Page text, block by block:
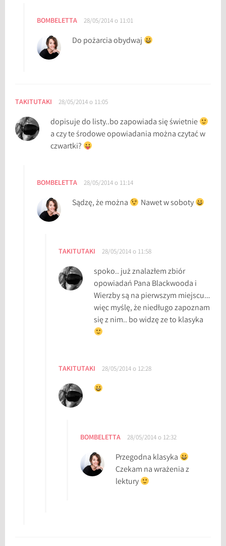
W
b
BOMBELETTA 28/05/2014 o 11:01
Do pożarcia obydwaj
TAKITUTAKI 28/05/2014 o 11:05
dopisuje do listy..bo zapowiada się świetnie
a czy te środowe opowiadania można czytać w
czwartki?
BOMBELETTA 28/05/2014 o 11:14
Sądzę, że można Nawet w soboty
TAKITUTAKI 28/05/2014 o 11:58
spoko.. już znalazłem zbiór
opowiadań Pana Blackwooda i
Wierzby są na pierwszym miejscu…
więc myślę, że niedługo zapoznam
się z nim.. bo widzę ze to klasyka
TAKITUTAKI 28/05/2014 o 12:28
BOMBELETTA 28/05/2014 o 12:32
Przegodna klasyka
Czekam na wrażenia z
lektury